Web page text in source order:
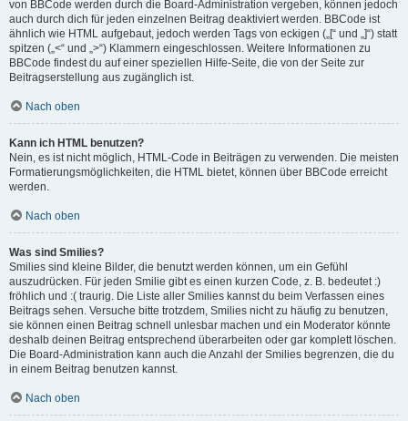
von BBCode werden durch die Board-Administration vergeben, können jedoch
auch durch dich für jeden einzelnen Beitrag deaktiviert werden. BBCode ist
ähnlich wie HTML aufgebaut, jedoch werden Tags von eckigen („[“ und „]“) statt
spitzen („<“ und „>“) Klammern eingeschlossen. Weitere Informationen zu
BBCode findest du auf einer speziellen Hilfe-Seite, die von der Seite zur
Beitragserstellung aus zugänglich ist.
Nach oben
Kann ich HTML benutzen?
Nein, es ist nicht möglich, HTML-Code in Beiträgen zu verwenden. Die meisten
Formatierungsmöglichkeiten, die HTML bietet, können über BBCode erreicht
werden.
Nach oben
Was sind Smilies?
Smilies sind kleine Bilder, die benutzt werden können, um ein Gefühl
auszudrücken. Für jeden Smilie gibt es einen kurzen Code, z. B. bedeutet :)
fröhlich und :( traurig. Die Liste aller Smilies kannst du beim Verfassen eines
Beitrags sehen. Versuche bitte trotzdem, Smilies nicht zu häufig zu benutzen,
sie können einen Beitrag schnell unlesbar machen und ein Moderator könnte
deshalb deinen Beitrag entsprechend überarbeiten oder gar komplett löschen.
Die Board-Administration kann auch die Anzahl der Smilies begrenzen, die du
in einem Beitrag benutzen kannst.
Nach oben